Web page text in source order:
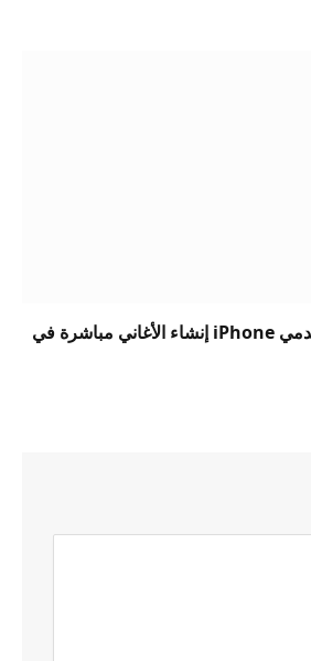
يتيح Suno الآن لمستخدمي iPhone إنشاء الأغاني مباشرة في